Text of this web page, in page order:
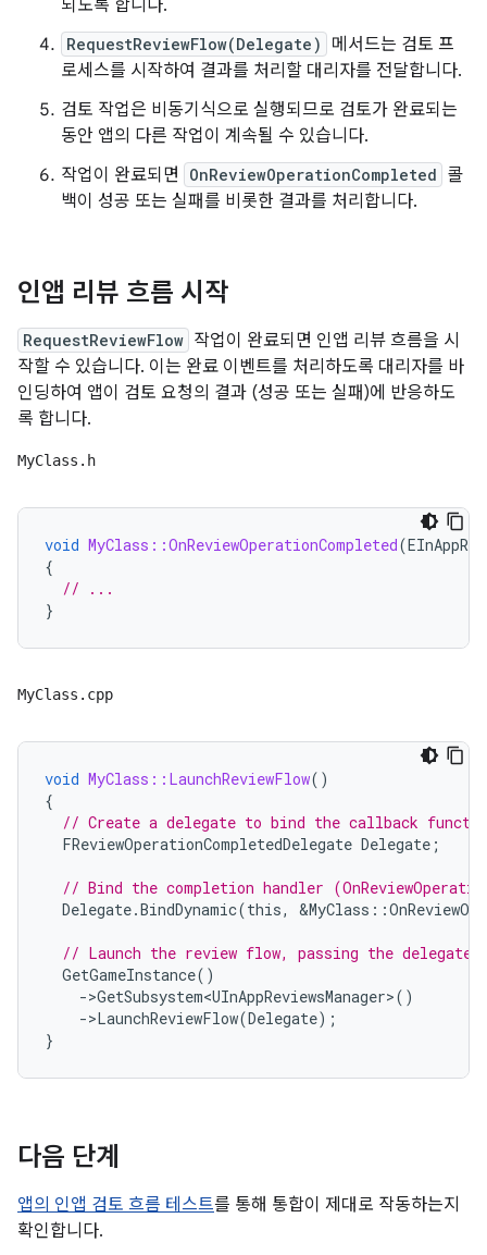
되도록 합니다.
RequestReviewFlow(Delegate)
메서드는 검토 프
로세스를 시작하여 결과를 처리할 대리자를 전달합니다.
검토 작업은 비동기식으로 실행되므로 검토가 완료되는
동안 앱의 다른 작업이 계속될 수 있습니다.
작업이 완료되면
OnReviewOperationCompleted 콜
백이 성공 또는 실패를 비롯한 결과를 처리합니다.
인앱 리뷰 흐름 시작
RequestReviewFlow 작업이 완료되면 인앱 리뷰 흐름을 시
작할 수 있습니다. 이는 완료 이벤트를 처리하도록 대리자를 바
인딩하여 앱이 검토 요청의 결과 (성공 또는 실패)에 반응하도
록 합니다.
MyClass.h
void MyClass::OnReviewOperationCompleted(
{
// ...
}
MyClass.cpp
void MyClass::LaunchReviewFlow()
{
// Create a delegate to bind the callback
FReviewOperationCompletedDelegate Delegate ;
// Bind the completion handler
Delegate.BindDynamic(this, &MyClass ::
// Launch the review flow, passing the
GetGameInstance()
->GetSubsystem<UInAppReviewsManager>()
->LaunchReviewFlow(Delegate);
}
다음 단계
앱의 인앱 검토 흐름 테스트를 통해 통합이 제대로 작동하는지
확인합니다.